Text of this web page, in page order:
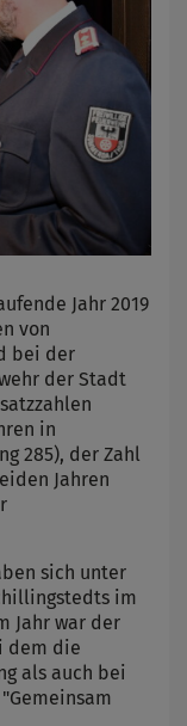
Jahr 2019
von
bei der
der Stadt
in
285), der Zahl
Jahren
sich unter
im
Jahr war der
dem die
als auch bei